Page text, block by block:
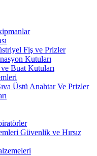
Fiş ve Prizler
Kutuları
Buat Kutuları
Üstü Anahtar Ve Prizler
Güvenlik ve Hırsız